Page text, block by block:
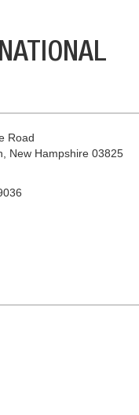
Road
New Hampshire 03825